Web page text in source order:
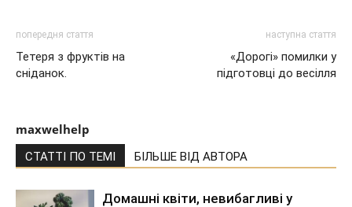
попередня стаття
Тетеря з фруктів на
сніданок.
наступна стаття
«Дорогі» помилки у
підготовці до весілля
maxwelhelp
СТАТТІ ПО ТЕМІ БІЛЬШЕ ВІД АВТОРА
Домашні квіти, невибагливі у